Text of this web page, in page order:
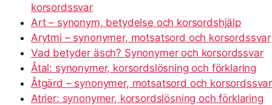
korsordssvar
Art – synonym, betydelse och korsordshjälp
Arytmi – synonymer, motsatsord och korsordssvar
Vad betyder äsch? Synonymer och korsordssvar
Åtal: synonymer, korsordslösning och förklaring
Åtgärd – synonymer, motsatsord och korsordssvar
Atrier: synonymer, korsordslösning och förklaring